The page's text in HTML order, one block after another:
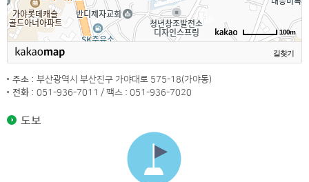
100m
길찾기
주소 : 부산광역시 부산진구 가야대로 575-18(가야동)
전화 : 051-936-7011 / 팩스 : 051-936-7020
도보